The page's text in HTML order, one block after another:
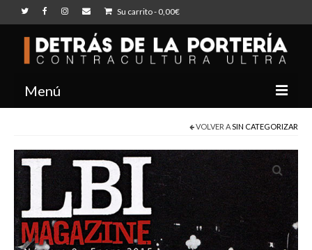
Su carrito- 0,00€
Menú
NOSOTROS
BLOG
TIENDA
CONTACTO
VOLVER ASIN CATEGORIZAR